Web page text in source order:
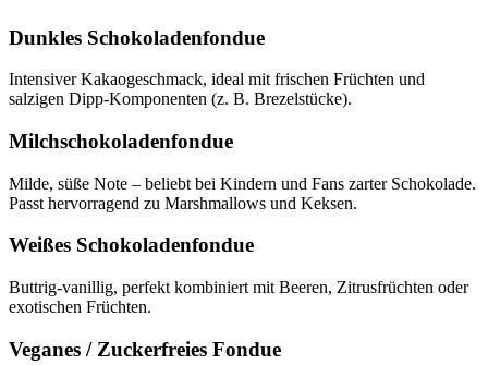
Dunkles Schokoladenfondue
Intensiver Kakao­geschmack, ideal mit frischen Früchten und
salzigen Dipp‑Komponenten (z. B. Brezelstücke).
Milchschokoladenfondue
Milde, süße Note – beliebt bei Kindern und Fans zarter Schokolade.
Passt hervorragend zu Marshmallows und Keksen.
Weißes Schokoladenfondue
Buttrig‑vanillig, perfekt kombiniert mit Beeren, Zitrusfrüchten oder
exotischen Früchten.
Veganes / Zuckerfreies Fondue